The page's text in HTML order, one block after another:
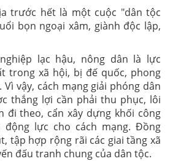
trước hết là một cuộc "dân tộc
bọn ngoại xâm, giành độc lập,
lạc hậu, nông dân là lực
trong xã hội, bị đế quốc, phong
vậy, cách mạng giải phóng dân
thắng lợi cần phải thu phục, lôi
đi theo, cẩn xây dựng khối công
lực cho cách mạng. Đồng
tập hợp rộng rãi các giai tầng xã
đấu tranh chung của dân tộc.